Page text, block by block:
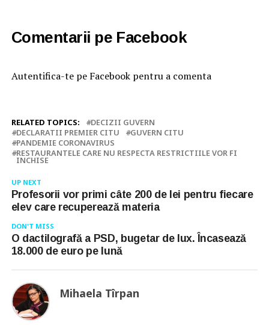
Comentarii pe Facebook
Autentifica-te pe Facebook pentru a comenta
RELATED TOPICS:
DECIZII GUVERN
DECLARATII PREMIER CITU
GUVERN CITU
PANDEMIE CORONAVIRUS
RESTAURANTELE CARE NU RESPECTA RESTRICTIILE VOR FI
INCHISE
UP NEXT
Profesorii vor primi câte 200 de lei pentru fiecare
elev care recuperează materia
DON'T MISS
O dactilografă a PSD, bugetar de lux. Încasează
18.000 de euro pe lună
Mihaela Tîrpan